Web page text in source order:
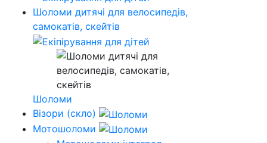
Шоломи дитячі для велосипедів,
самокатів, скейтів
Шоломи
Візори (скло)
Мотошоломи